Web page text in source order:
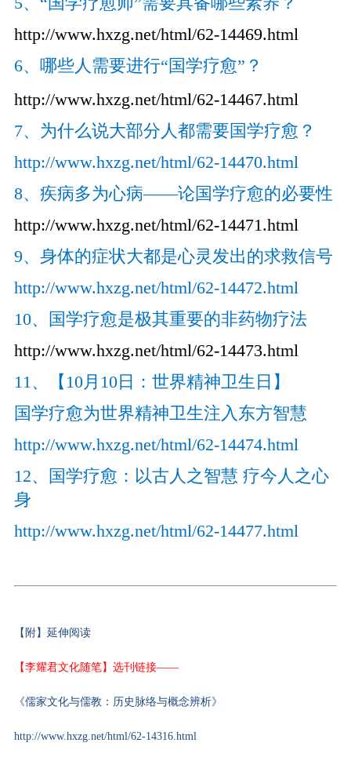
http://www.hxzg.net/html/62-14469.html
6、哪些人需要进行“国学疗愈”？
http://www.hxzg.net/html/62-14467.html
7、为什么说大部分人都需要国学疗愈？
http://www.hxzg.net/html/62-14470.html
8、疾病多为心病——论国学疗愈的必要性
http://www.hxzg.net/html/62-14471.html
9、身体的症状大都是心灵发出的求救信号
http://www.hxzg.net/html/62-14472.html
10、国学疗愈是极其重要的非药物疗法
http://www.hxzg.net/html/62-14473.html
11、【10月10日：世界精神卫生日】
国学疗愈为世界精神卫生注入东方智慧
http://www.hxzg.net/html/62-14474.html
12、国学疗愈：以古人之智慧 疗今人之心
身
http://www.hxzg.net/html/62-14477.html
【附】延伸阅读
【李耀君文化随笔】 选刊 链接——
《儒家文化与儒教：历史脉络与概念辨析》
http://www.hxzg.net/html/62-14316.html